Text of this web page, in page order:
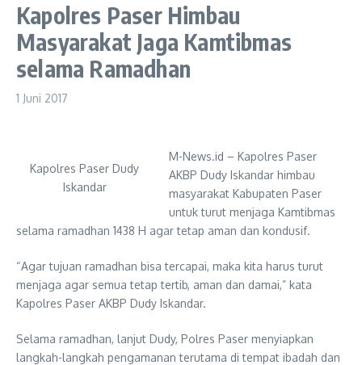
Kapolres Paser Himbau
Masyarakat Jaga Kamtibmas
selama Ramadhan
1 Juni 2017
Kapolres Paser Dudy
Iskandar
M-News.id – Kapolres Paser
AKBP Dudy Iskandar himbau
masyarakat Kabupaten Paser
untuk turut menjaga Kamtibmas
selama ramadhan 1438 H agar tetap aman dan kondusif.
“Agar tujuan ramadhan bisa tercapai, maka kita harus turut
menjaga agar semua tetap tertib, aman dan damai,” kata
Kapolres Paser AKBP Dudy Iskandar.
Selama ramadhan, lanjut Dudy, Polres Paser menyiapkan
langkah-langkah pengamanan terutama di tempat ibadah dan